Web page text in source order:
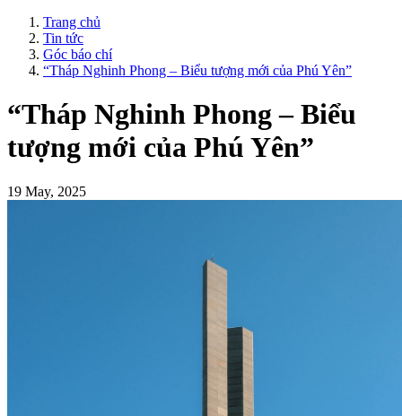
Trang chủ
Tin tức
Góc báo chí
“Tháp Nghinh Phong – Biểu tượng mới của Phú Yên”
“Tháp Nghinh Phong – Biểu
tượng mới của Phú Yên”
19 May, 2025